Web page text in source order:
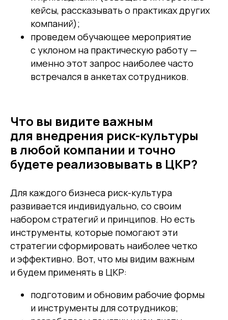
кейсы, рассказывать о практиках других
компаний);
проведем обучающее мероприятие
с уклоном на практическую работу —
именно этот запрос наиболее часто
встречался в анкетах сотрудников.
Что вы видите важным
для внедрения риск-культуры
в любой компании и точно
будете реализовывать в ЦКР?
Для каждого бизнеса риск-культура
развивается индивидуально, со своим
набором стратегий и принципов. Но есть
инструменты, которые помогают эти
стратегии сформировать наиболее четко
и эффективно. Вот, что мы видим важным
и будем применять в ЦКР:
подготовим и обновим рабочие формы
и инструменты для сотрудников;
Другие статьи по теме